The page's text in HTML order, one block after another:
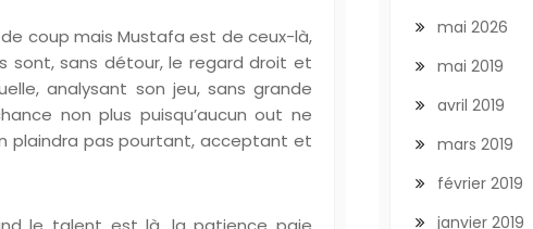
coup mais Mustafa est de ceux-là,
sont, sans détour, le regard droit et
analysant son jeu, sans grande
non plus puisqu’aucun out ne
plaindra pas pourtant, acceptant et
mai 2026
mai 2019
avril 2019
mars 2019
février 2019
janvier 2019